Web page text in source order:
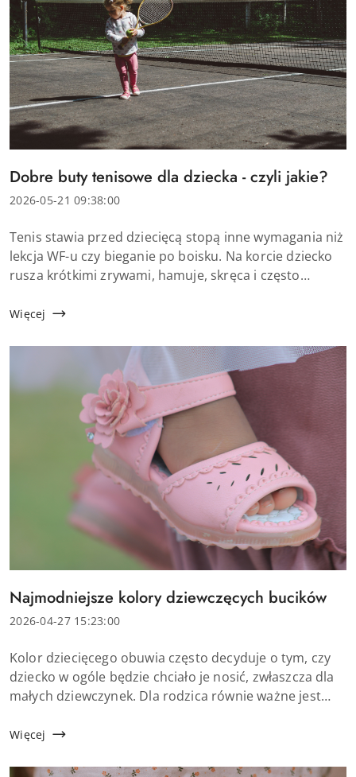
Tytuł
artykułu:
Dobre buty tenisowe dla dziecka - czyli jakie?
Data
2026-05-21 09:38:00
Treść
artykułu:
Tenis stawia przed dziecięcą stopą inne wymagania niż
lekcja WF-u czy bieganie po boisku. Na korcie dziecko
rusza krótkimi zrywami, hamuje, skręca i często
sportowe obuwie może nie dać odpowiedni...
Więcej
Tytuł
artykułu:
Najmodniejsze kolory dziewczęcych bucików
Data
2026-04-27 15:23:00
Treść
artykułu:
Kolor dziecięcego obuwia często decyduje o tym, czy
dziecko w ogóle będzie chciało je nosić, zwłaszcza dla
małych dziewczynek. Dla rodzica równie ważne jest
praktyczne i łatwe do zestawienia z...
Więcej